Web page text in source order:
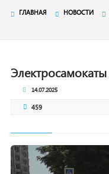
ГЛАВНАЯ НОВОСТИ
14.07.2025
459